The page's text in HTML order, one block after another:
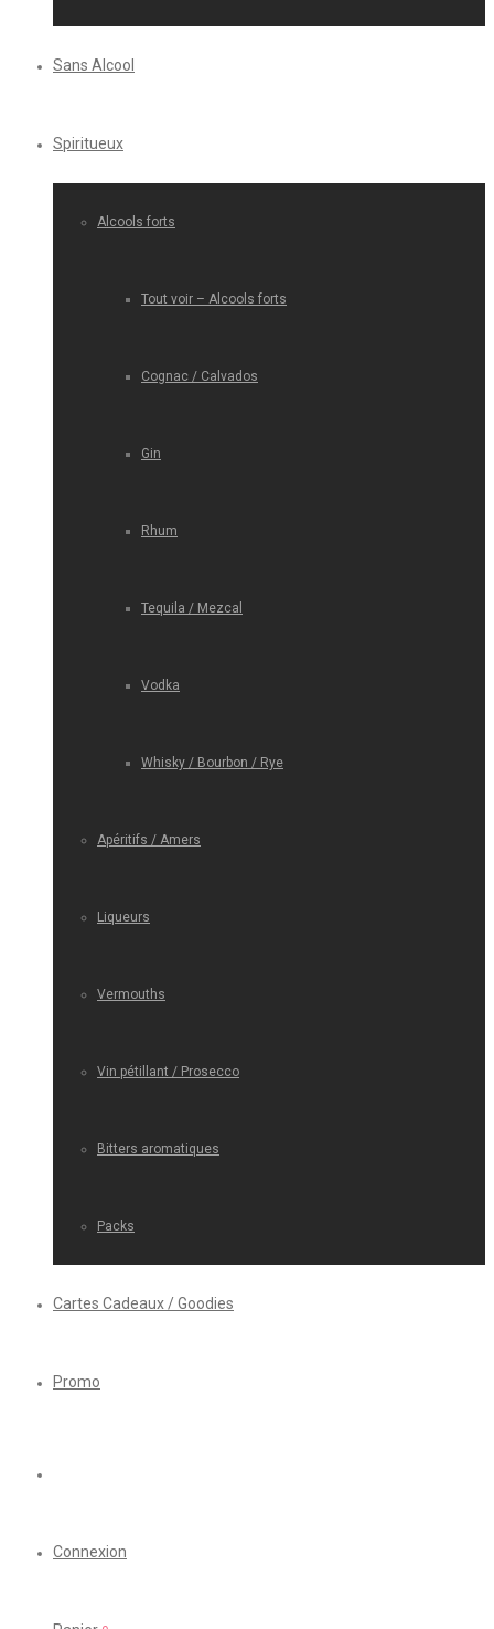
Sans Alcool
Spiritueux
Alcools forts
Tout voir – Alcools forts
Cognac / Calvados
Gin
Rhum
Tequila / Mezcal
Vodka
Whisky / Bourbon / Rye
Apéritifs / Amers
Liqueurs
Vermouths
Vin pétillant / Prosecco
Bitters aromatiques
Packs
Cartes Cadeaux / Goodies
Promo
Connexion